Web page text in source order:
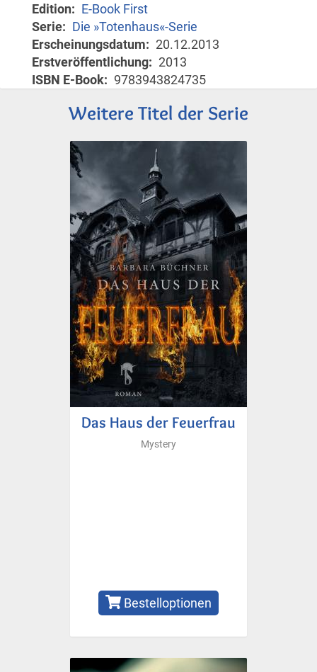
Edition
E-Book First
Serie
Die »Totenhaus«-Serie
Erscheinungsdatum
20.12.2013
Erstveröffentlichung
2013
ISBN E-Book
9783943824735
Weitere Titel der Serie
Das Haus der Feuerfrau
Mystery
Bestelloptionen